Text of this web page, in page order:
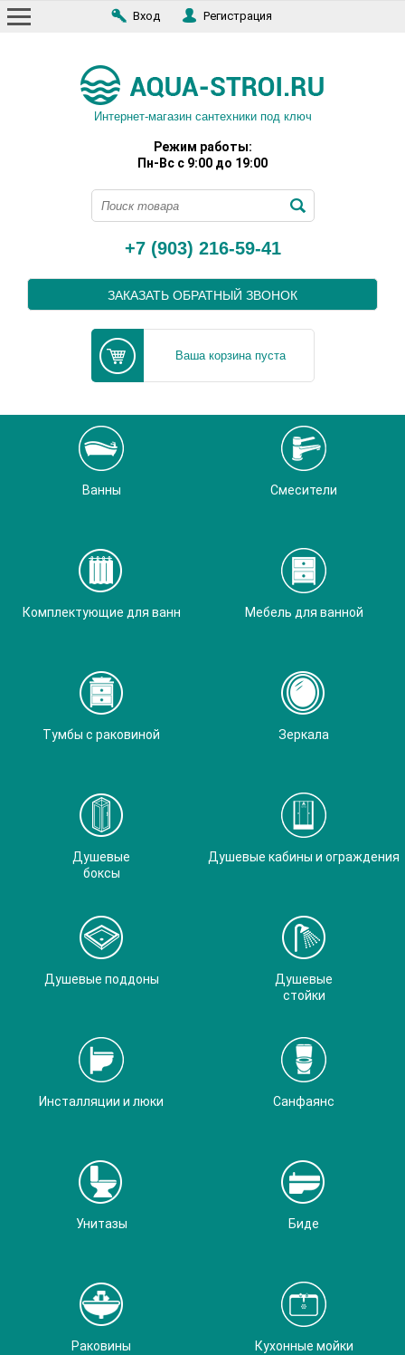
Вход Регистрация
Интернет-магазин сантехники под ключ
Режим работы:
Пн-Вс с 9:00 до 19:00
+7 (903) 216-59-41
ЗАКАЗАТЬ ОБРАТНЫЙ ЗВОНОК
Ваша корзина пуста
Ванны Смесители
Комплектующие для ванн Мебель для ванной
Тумбы с раковиной Зеркала
Душевые
боксы
Душевые кабины и ограждения
Душевые поддоны
Душевые
стойки
Инсталляции и люки Санфаянс
Унитазы Биде
Раковины Кухонные мойки